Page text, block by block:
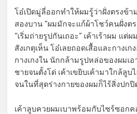
โอ๋เปิดมู่ลี่ออกทำให้ผมรู้ว่าฝั่งตรงข้
สองบาน “ผมมักจะแก้ผ้าโชว์คนฝั่งต
“เริ่มถ่ายรูปกันเถอะ” เค้าเร้าผม แต่
สังเกตุเห็น โอ๋เลยถอดเสื้อและกางเก
กางเกงใน นักกล้ามรูปหล่อของผมเ
ชายจนตั้งโด่ เค้าเขยิบเค้ามาใกล้ลูบ
จนในที่สุดร่างกายของผมก็ไร้สิ่งปกปิ
เค้าลูบควยผมเบาพร้อมกับไซร้ซอก